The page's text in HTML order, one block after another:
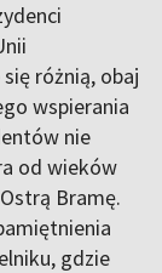
różnią, obaj
wspierania
nie
od wieków
Bramę.
gdzie